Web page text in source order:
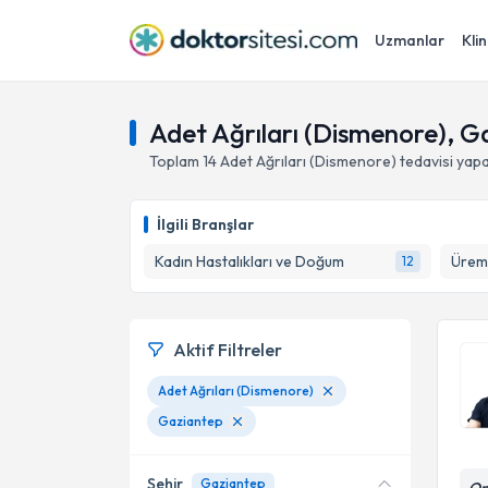
Uzmanlar
Adet Ağrıları (Dismenore),
Toplam 14Adet Ağrıları (Dismenore) tedavisi
İlgili Branşlar
Kadın Hastalıkları ve Doğum
12
Aktif Filtreler
Adet Ağrıları (Dismenore)
Gaziantep
Şehir Gaziantep